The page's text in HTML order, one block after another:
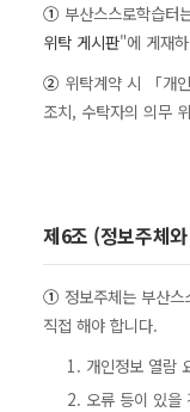
① 부산스스로학습터
위탁 게시판"에 게재
② 위탁계약 시 「개
조치, 수탁자의 의무
제6조 (정보주체
① 정보주체는 부산
직접 해야 합니다.
1. 개인정보 열람
2. 오류 등이 있을